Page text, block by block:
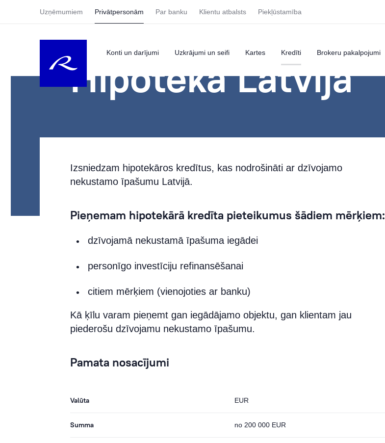
Uzņēmumiem Privātpersonām Par banku Klientu atbalsts Piekļūstamība
Konti un darījumi Uzkrājumi un seifi Kartes Kredīti Brokeru pakalpojumi
Hipotēka Latvijā
Izsniedzam hipotekāros kredītus, kas nodrošināti ar dzīvojamo
nekustamo īpašumu Latvijā.
Pieņemam hipotekārā kredīta pieteikumus šādiem mērķiem:
dzīvojamā nekustamā īpašuma iegādei
personīgo investīciju refinansēšanai
citiem mērķiem (vienojoties ar banku)
Kā ķīlu varam pieņemt gan iegādājamo objektu, gan klientam jau
piederošu dzīvojamu nekustamo īpašumu.
Pamata nosacījumi
Valūta EUR
Summa no 200 000 EUR